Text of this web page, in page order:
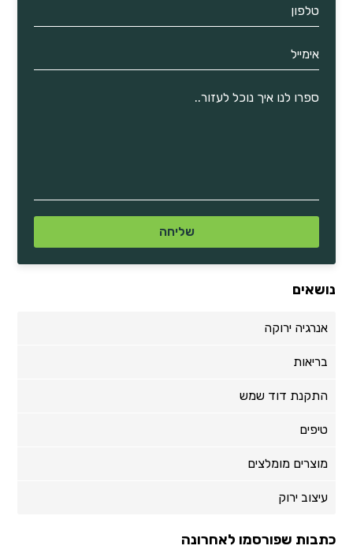
נושאים
אנרגיה ירוקה
בריאות
התקנת דוד שמש
טיפים
מוצרים מומלצים
עיצוב ירוק
כתבות שפורסמו לאחרונה